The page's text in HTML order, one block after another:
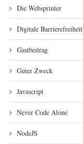
Die Websprinter
Digitale Barrierefreiheit
Gastbeitrag
Guter Zweck
Javascript
Never Code Alone
NodeJS